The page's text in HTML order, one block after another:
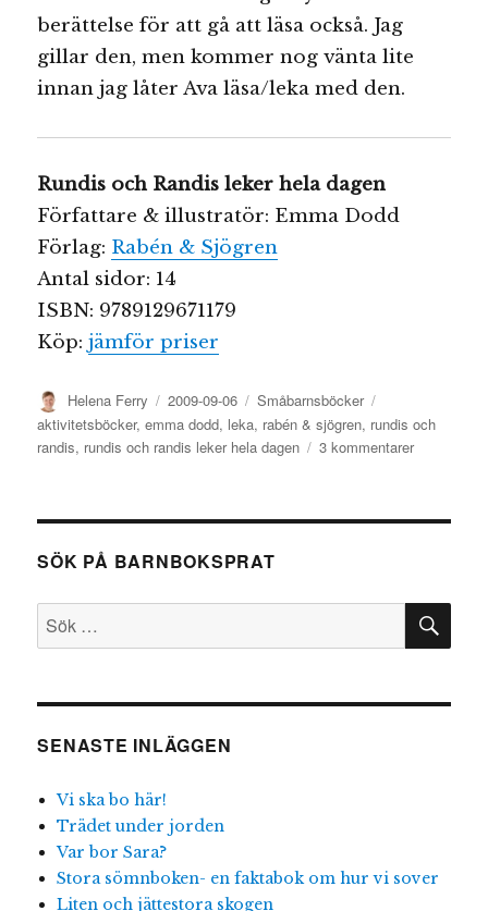
berättelse för att gå att läsa också. Jag
gillar den, men kommer nog vänta lite
innan jag låter Ava läsa/leka med den.
Rundis och Randis leker hela dagen
Författare & illustratör: Emma Dodd
Förlag: Rabén & Sjögren
Antal sidor: 14
ISBN: 9789129671179
Köp:jämför priser
Författare
Helena Ferry
Publicerat
den
2009-09-06 Kategorier
Småbarnsböcker
aktivitetsböcker,emma dodd, leka, rabén & sjögren, rundis och
randis, rundis och randis leker hela dagen 3 kommentarertill
SÖK PÅ BARNBOKSPRAT
Sök
SENASTE INLÄGGEN
Vi ska bo här!
Trädet under jorden
Var bor Sara?
Stora sömnboken- en faktabok om hur vi sover
Liten och jättestora skogen